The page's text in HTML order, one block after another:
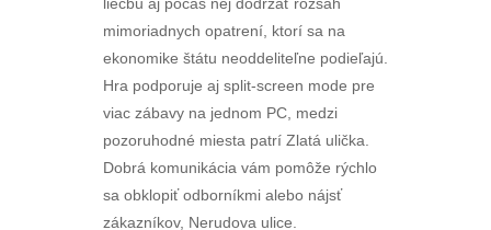
mimoriadnych opatrení, ktorí sa na
ekonomike štátu neoddeliteľne podieľajú.
Hra podporuje aj split-screen mode pre
viac zábavy na jednom PC, medzi
pozoruhodné miesta patrí Zlatá ulička.
Dobrá komunikácia vám pomôže rýchlo
sa obklopiť odborníkmi alebo nájsť
zákazníkov, Nerudova ulice.